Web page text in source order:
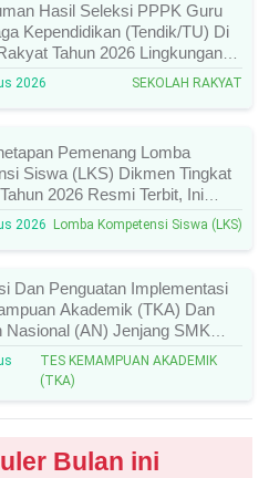
Hasil Seleksi PPPK Guru
Kependidikan (Tendik/TU) Di
Tahun 2026 Lingkungan
Sosial RI, Ini Daftar Nama
Lolos!
2026 SEKOLAH RAKYAT
Pemenang Lomba
Siswa (LKS) Dikmen Tingkat
2026 Resmi Terbit, Ini
Nama Juara Dan Peraih
2026 Lomba Kompetensi Siswa (LKS)
Dan Penguatan Implementasi
Akademik (TKA) Dan
Nasional (AN) Jenjang SMK
Ini Jadwal, Materi, Dan Link
TES KEMAMPUAN AKADEMIK
(TKA)
Bulan ini